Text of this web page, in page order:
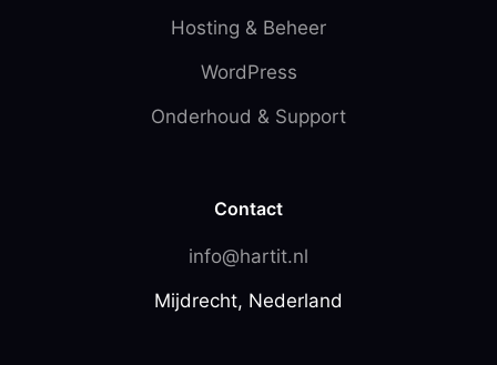
Hosting & Beheer
WordPress
Onderhoud & Support
Contact
info@hartit.nl
Mijdrecht, Nederland